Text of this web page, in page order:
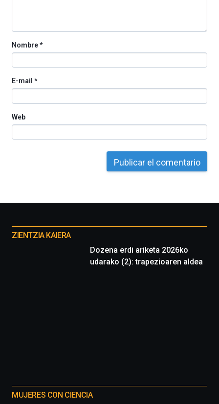
Nombre*
E-mail *
Web
proyectos
ZIENTZIA KAIERA
Dozena erdi ariketa 2026ko
udarako (2): trapezioaren aldea
MUJERES CON CIENCIA